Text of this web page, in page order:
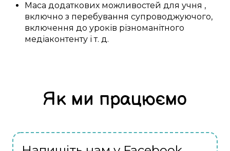
Маса додаткових можливостей для учня ,
включно з перебування супроводжуючого,
включення до уроків різноманітного
медіаконтенту і т. д.
Як ми працюємо